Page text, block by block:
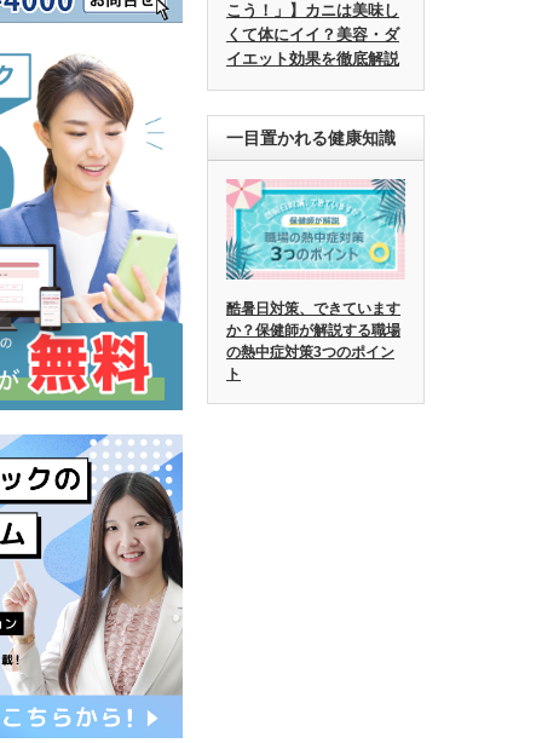
こう！」】カニは美味し
くて体にイイ？美容・ダ
イエット効果を徹底解説
一目置かれる健康知識
酷暑日対策、できています
か？保健師が解説する職場
の熱中症対策3つのポイン
ト